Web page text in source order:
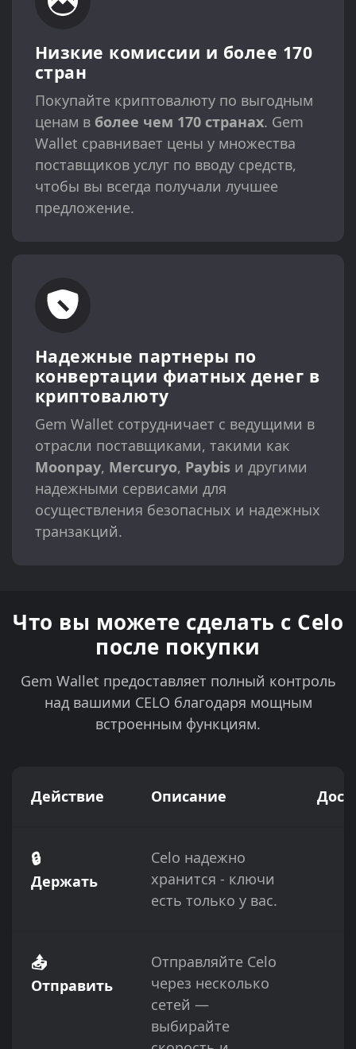
Низкие комиссии и более 170
стран
Покупайте криптовалюту по выгодным
ценам в более чем 170 странах. Gem
Wallet сравнивает цены у множества
поставщиков услуг по вводу средств,
чтобы вы всегда получали лучшее
предложение.
Надежные партнеры по
конвертации фиатных денег в
криптовалюту
Gem Wallet сотрудничает с ведущими в
отрасли поставщиками, такими как
Moonpay, Mercuryo, Paybis и другими
надежными сервисами для
осуществления безопасных и надежных
транзакций.
Что вы можете сделать с Celo
после покупки
Gem Wallet предоставляет полный контроль
над вашими CELO благодаря мощным
встроенным функциям.
Действие Описание
🔒
Держать
Celo надежно
хранится - ключи
есть только у вас.
📤
Отправить
Отправляйте Celo
через несколько
сетей —
выбирайте